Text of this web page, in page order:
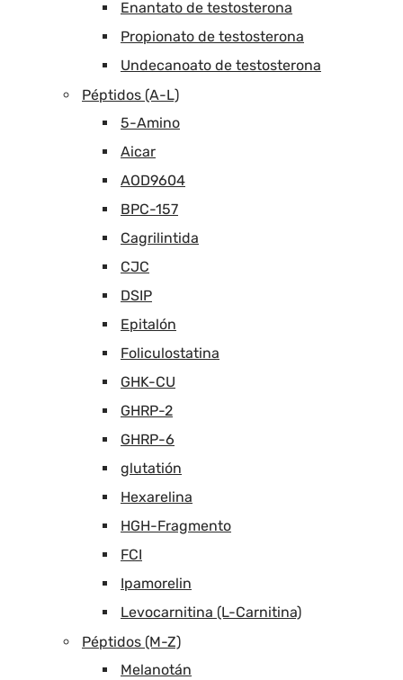
Enantato de testosterona
Propionato de testosterona
Undecanoato de testosterona
Péptidos (A-L)
5-Amino
Aicar
AOD9604
BPC-157
Cagrilintida
CJC
DSIP
Epitalón
Foliculostatina
GHK-CU
GHRP-2
GHRP-6
glutatión
Hexarelina
HGH-Fragmento
FCI
Ipamorelin
Levocarnitina (L-Carnitina)
Péptidos (M-Z)
Melanotán